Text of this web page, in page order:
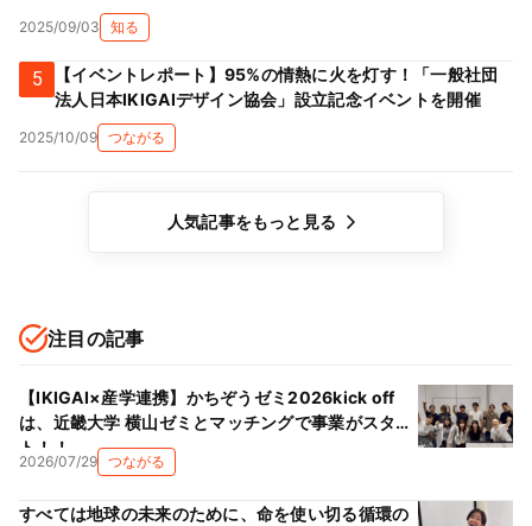
2025/09/03 知る
5
【イベントレポート】95%の情熱に火を灯す！「一般社団
法人日本IKIGAIデザイン協会」設立記念イベントを開催
2025/10/09 つながる
人気記事をもっと見る
注目の記事
【IKIGAI×産学連携】かちぞうゼミ2026kick off
は、近畿大学 横山ゼミとマッチングで事業がスター
ト！！
2026/07/29 つながる
すべては地球の未来のために、命を使い切る循環の